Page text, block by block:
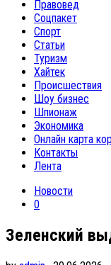
Правовед
Соцпакет
Спорт
Статьи
Туризм
Хайтек
Происшествия
Шоу бизнес
Шпионаж
Экономика
Онлайн карта
Контакты
Лента
Новости
0
Зеленский